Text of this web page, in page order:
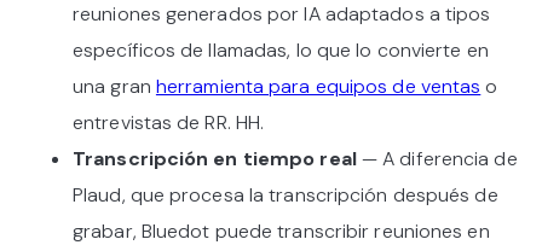
reuniones generados por IA adaptados a tipos
específicos de llamadas, lo que lo convierte en
una gran herramienta para equipos de ventas o
entrevistas de RR. HH.
Transcripción en tiempo real— A diferencia de
Plaud, que procesa la transcripción después de
grabar, Bluedot puede transcribir reuniones en